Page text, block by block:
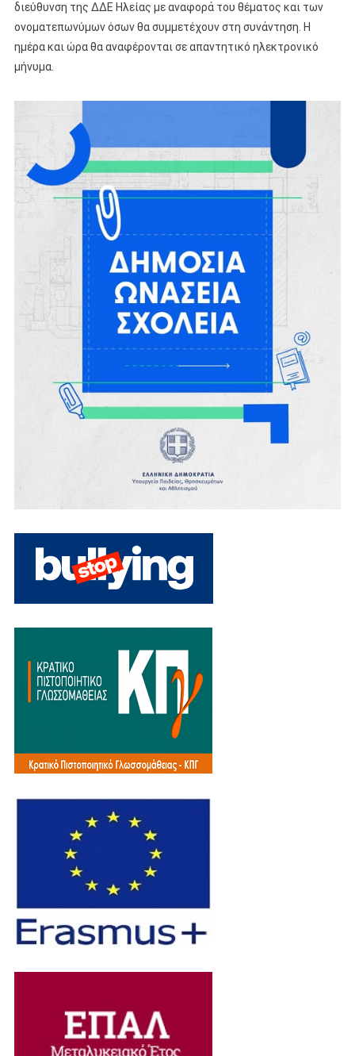
διεύθυνση της ΔΔΕ Ηλείας με αναφορά του θέματος και των
ονοματεπωνύμων όσων θα συμμετέχουν στη συνάντηση. Η
ημέρα και ώρα θα αναφέρονται σε απαντητικό ηλεκτρονικό
μήνυμα.